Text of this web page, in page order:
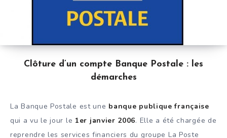
Clôture d’un compte Banque Postale : les
démarches
La Banque Postale est une banque publique française
qui a vu le jour le 1er janvier 2006. Elle a été chargée de
reprendre les services financiers du groupe La Poste